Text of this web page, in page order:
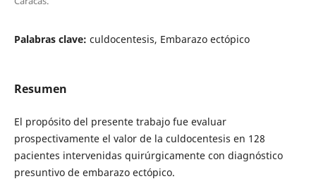
Palabras clave: culdocentesis, Embarazo ectópico
Resumen
El propósito del presente trabajo fue evaluar
prospectivamente el valor de la culdocentesis en 128
pacientes intervenidas quirúrgicamente con diagnóstico
presuntivo de embarazo ectópico.